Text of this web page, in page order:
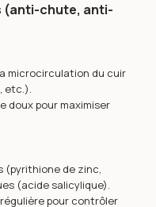
(anti-chute, anti-
microcirculation du cuir
etc.).
doux pour maximiser
(pyrithione de zinc,
(acide salicylique).
pour contrôler